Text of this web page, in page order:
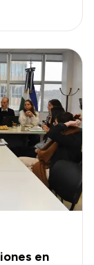
en